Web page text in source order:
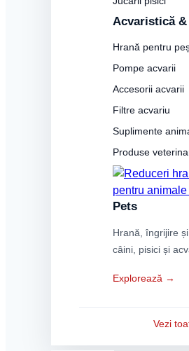
Acvaristică
Hrană pentru
Pompe acvarii
Accesorii acvarii
Filtre acvariu
Suplimente
Produse
Pets
Hrană, îngrijire
câini, pisici și
Explorează →
Vezi